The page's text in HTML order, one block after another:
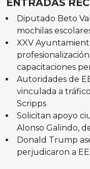
Diputado Beto
mochilas
XXV
capacitaciones
Autoridades de
vinculada a
Scripps
Solicitan apoyo
Alonso Galindo,
Donald Trump
perjudicaron a